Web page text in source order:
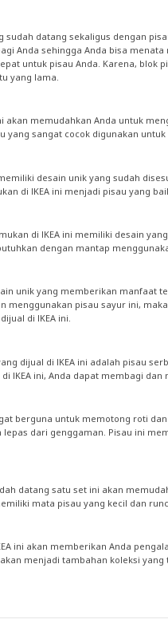
sudah datang sekaligus dengan
Anda sehingga Anda bisa
untuk pisau Anda. Karena, blok
yang lama.
akan memudahkan Anda untuk
yang sangat cocok digunakan
desain unik yang sudah
di IKEA ini menjadi pisau yang
di IKEA ini memiliki desain
dengan mantap
unik yang memberikan
menggunakan pisau sayur ini,
di IKEA ini.
dijual di IKEA ini adalah pisau
IKEA ini, Anda dapat membagi
berguna untuk memotong roti
lepas dari genggaman. Pisau ini
datang satu set ini akan
mata pisau yang kecil dan
ini akan memberikan Anda
menjadi tambahan koleksi yang